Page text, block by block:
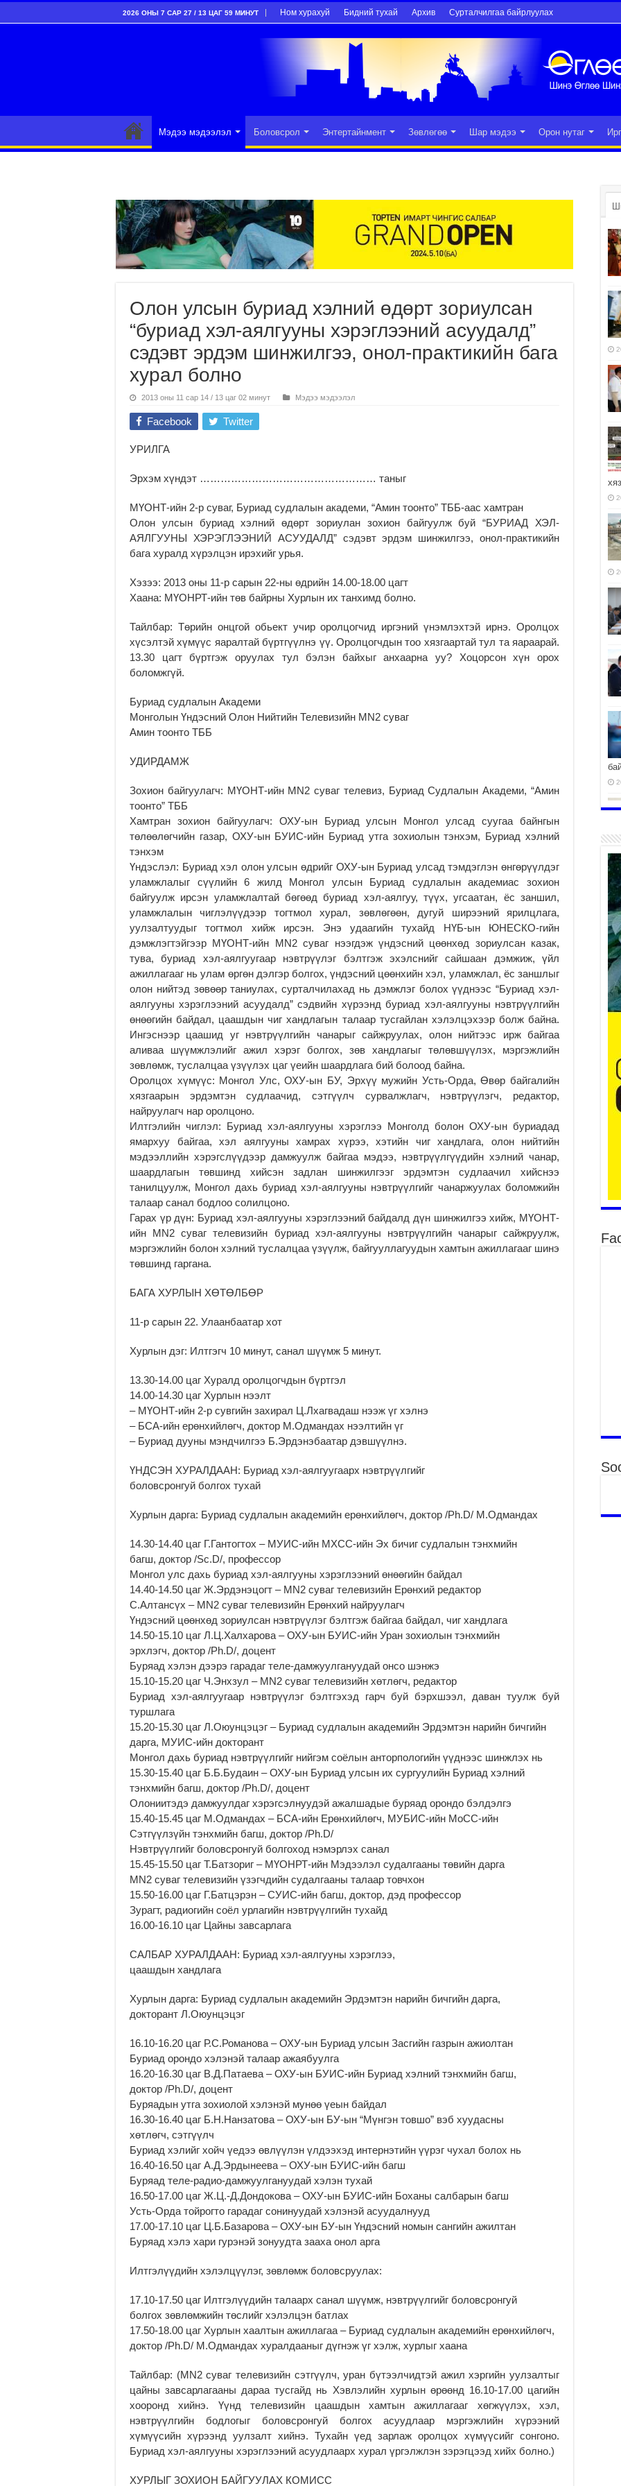
2026 ОНЫ 7 САР 27 / 13 ЦАГ 59 МИНУТ Ном хурахуй Бидний тухай Архив Сурталчилгаа байрлуулах
Мэдээ мэдээлэл Боловсрол Энтертайнмент Зөвлөгөө Шар мэдээ Орон нутаг
Олон улсын буриад хэлний өдөрт зориулсан
“буриад хэл-аялгууны хэрэглээний асуудалд”
сэдэвт эрдэм шинжилгээ, онол-практикийн бага
хурал болно
2013 оны 11 сар 14 / 13 цаг 02 минут Мэдээ мэдээлэл
Facebook Twitter
УРИЛГА
Эрхэм хүндэт …………………………………………… таныг
МҮОНТ-ийн 2-р суваг, Буриад судлалын академи, “Амин тоонто” ТББ-аас хамтран
Олон улсын буриад хэлний өдөрт зориулан зохион байгуулж буй “БУРИАД ХЭЛ-
АЯЛГУУНЫ ХЭРЭГЛЭЭНИЙ АСУУДАЛД” сэдэвт эрдэм шинжилгээ, онол-практикийн
бага хуралд хүрэлцэн ирэхийг урья.
Хэзээ: 2013 оны 11-р сарын 22-ны өдрийн 14.00-18.00 цагт
Хаана: МҮОНРТ-ийн төв байрны Хурлын их танхимд болно.
Тайлбар: Төрийн онцгой обьект учир оролцогчид иргэний үнэмлэхтэй ирнэ. Оролцох
хүсэлтэй хүмүүс яаралтай бүртгүүлнэ үү. Оролцогчдын тоо хязгаартай тул та яараарай.
13.30 цагт бүртгэж оруулах тул бэлэн байхыг анхаарна уу? Хоцорсон хүн орох
боломжгүй.
Буриад судлалын Академи
Монголын Үндэсний Олон Нийтийн Телевизийн MN2 суваг
Амин тоонто ТББ
УДИРДАМЖ
Зохион байгуулагч: МҮОНТ-ийн MN2 суваг телевиз, Буриад Судлалын Академи, “Амин
тоонто” ТББ
Хамтран зохион байгуулагч: ОХУ-ын Буриад улсын Монгол улсад суугаа байнгын
төлөөлөгчийн газар, ОХУ-ын БУИС-ийн Буриад утга зохиолын тэнхэм, Буриад хэлний
тэнхэм
Үндэслэл: Буриад хэл олон улсын өдрийг ОХУ-ын Буриад улсад тэмдэглэн өнгөрүүлдэг
уламжлалыг сүүлийн 6 жилд Монгол улсын Буриад судлалын академиас зохион
байгуулж ирсэн уламжлалтай бөгөөд буриад хэл-аялгуу, түүх, угсаатан, ёс заншил,
уламжлалын чиглэлүүдээр тогтмол хурал, зөвлөгөөн, дугуй ширээний ярилцлага,
уулзалтуудыг тогтмол хийж ирсэн. Энэ удаагийн тухайд НҮБ-ын ЮНЕСКО-гийн
дэмжлэгтэйгээр МҮОНТ-ийн MN2 суваг нээгдэж үндэсний цөөнхөд зориулсан казак,
тува, буриад хэл-аялгуугаар нэвтрүүлэг бэлтгэж эхэлснийг сайшаан дэмжиж, үйл
ажиллагааг нь улам өргөн дэлгэр болгох, үндэсний цөөнхийн хэл, уламжлал, ёс заншлыг
олон нийтэд зөвөөр таниулах, сурталчилахад нь дэмжлэг болох үүднээс “Буриад хэл-
аялгууны хэрэглээний асуудалд” сэдвийн хүрээнд буриад хэл-аялгууны нэвтрүүлгийн
өнөөгийн байдал, цаашдын чиг хандлагын талаар тусгайлан хэлэлцэхээр болж байна.
Ингэснээр цаашид уг нэвтрүүлгийн чанарыг сайжруулах, олон нийтээс ирж байгаа
аливаа шүүмжлэлийг ажил хэрэг болгох, зөв хандлагыг төлөвшүүлэх, мэргэжлийн
зөвлөмж, туслалцаа үзүүлэх цаг үеийн шаардлага бий болоод байна.
Оролцох хүмүүс: Монгол Улс, ОХУ-ын БУ, Эрхүү мужийн Усть-Орда, Өвөр байгалийн
хязгаарын эрдэмтэн судлаачид, сэтгүүлч сурвалжлагч, нэвтрүүлэгч, редактор,
найруулагч нар оролцоно.
Илтгэлийн чиглэл: Буриад хэл-аялгууны хэрэглээ Монголд болон ОХУ-ын буриадад
ямархуу байгаа, хэл аялгууны хамрах хүрээ, хэтийн чиг хандлага, олон нийтийн
мэдээллийн хэрэгслүүдээр дамжуулж байгаа мэдээ, нэвтрүүлгүүдийн хэлний чанар,
шаардлагын төвшинд хийсэн задлан шинжилгээг эрдэмтэн судлаачил хийснээ
танилцуулж, Монгол дахь буриад хэл-аялгууны нэвтрүүлгийг чанаржуулах боломжийн
талаар санал бодлоо солилцоно.
Гарах үр дүн: Буриад хэл-аялгууны хэрэглээний байдалд дүн шинжилгээ хийж, МҮОНТ-
ийн MN2 суваг телевизийн буриад хэл-аялгууны нэвтрүүлгийн чанарыг сайжруулж,
мэргэжлийн болон хэлний туслалцаа үзүүлж, байгууллагуудын хамтын ажиллагааг шинэ
төвшинд гаргана.
БАГА ХУРЛЫН ХӨТӨЛБӨР
11-р сарын 22. Улаанбаатар хот
Хурлын дэг: Илтгэгч 10 минут, санал шүүмж 5 минут.
13.30-14.00 цаг Хуралд оролцогчдын бүртгэл
14.00-14.30 цаг Хурлын нээлт
– МҮОНТ-ийн 2-р сувгийн захирал Ц.Лхагвадаш нээж үг хэлнэ
– БСА-ийн ерөнхийлөгч, доктор М.Одмандах нээлтийн үг
– Буриад дууны мэндчилгээ Б.Эрдэнэбаатар дэвшүүлнэ.
ҮНДСЭН ХУРАЛДААН: Буриад хэл-аялгуугаарх нэвтрүүлгийг
боловсронгуй болгох тухай
Хурлын дарга: Буриад судлалын академийн ерөнхийлөгч, доктор /Ph.D/ М.Одмандах
14.30-14.40 цаг Г.Гантогтох – МУИС-ийн МХСС-ийн Эх бичиг судлалын тэнхмийн
багш, доктор /Sc.D/, профессор
Монгол улс дахь буриад хэл-аялгууны хэрэглээний өнөөгийн байдал
14.40-14.50 цаг Ж.Эрдэнэцогт – MN2 суваг телевизийн Ерөнхий редактор
С.Алтансүх – MN2 суваг телевизийн Ерөнхий найруулагч
Үндэсний цөөнхөд зориулсан нэвтрүүлэг бэлтгэж байгаа байдал, чиг хандлага
14.50-15.10 цаг Л.Ц.Халхарова – ОХУ-ын БУИС-ийн Уран зохиолын тэнхмийн
эрхлэгч, доктор /Ph.D/, доцент
Буряад хэлэн дээрэ гарадаг теле-дамжуулгануудай онсо шэнжэ
15.10-15.20 цаг Ч.Энхзул – МN2 суваг телевизийн хөтлөгч, редактор
Буриад хэл-аялгуугаар нэвтрүүлэг бэлтгэхэд гарч буй бэрхшээл, даван туулж буй
туршлага
15.20-15.30 цаг Л.Оюунцэцэг – Буриад судлалын академийн Эрдэмтэн нарийн бичгийн
дарга, МУИС-ийн докторант
Монгол дахь буриад нэвтрүүлгийг нийгэм соёлын анторпологийн үүднээс шинжлэх нь
15.30-15.40 цаг Б.Б.Будаин – ОХУ-ын Буриад улсын их сургуулийн Буриад хэлний
тэнхмийн багш, доктор /Ph.D/, доцент
Олониитэдэ дамжуулдаг хэрэгсэлнуудэй ажалшадые буряад орондо бэлдэлгэ
15.40-15.45 цаг М.Одмандах – БСА-ийн Ерөнхийлөгч, МУБИС-ийн МоСС-ийн
Сэтгүүлзүйн тэнхмийн багш, доктор /Ph.D/
Нэвтрүүлгийг боловсронгуй болгоход нэмэрлэх санал
15.45-15.50 цаг Т.Батзориг – МҮОНРТ-ийн Мэдээлэл судалгааны төвийн дарга
MN2 суваг телевизийн үзэгчдийн судалгааны талаар товчхон
15.50-16.00 цаг Г.Батцэрэн – СУИС-ийн багш, доктор, дэд профессор
Зурагт, радиогийн соёл урлагийн нэвтрүүлгийн тухайд
16.00-16.10 цаг Цайны завсарлага
САЛБАР ХУРАЛДААН: Буриад хэл-аялгууны хэрэглээ,
цаашдын хандлага
Хурлын дарга: Буриад судлалын академийн Эрдэмтэн нарийн бичгийн дарга,
докторант Л.Оюунцэцэг
16.10-16.20 цаг Р.С.Романова – ОХУ-ын Буриад улсын Засгийн газрын ажиолтан
Буриад орондо хэлэнэй талаар ажаябуулга
16.20-16.30 цаг В.Д.Патаева – ОХУ-ын БУИС-ийн Буриад хэлний тэнхмийн багш,
доктор /Ph.D/, доцент
Буряадын утга зохиолой хэлэнэй мунөө үеын байдал
16.30-16.40 цаг Б.Н.Нанзатова – ОХУ-ын БУ-ын “Мүнгэн товшо” вэб хуудасны
хөтлөгч, сэтгүүлч
Буриад хэлийг хойч үедээ өвлүүлэн үлдээхэд интернэтийн үүрэг чухал болох нь
16.40-16.50 цаг А.Д.Эрдынеева – ОХУ-ын БУИС-ийн багш
Буряад теле-радио-дамжуулгануудай хэлэн тухай
16.50-17.00 цаг Ж.Ц.-Д.Дондокова – ОХУ-ын БУИС-ийн Боханы салбарын багш
Усть-Орда тойрогто гарадаг сонинуудай хэлэнэй асуудалнууд
17.00-17.10 цаг Ц.Б.Базарова – ОХУ-ын БУ-ын Үндэсний номын сангийн ажилтан
Буряад хэлэ хари гурэнэй зонуудта зааха онол арга
Илтгэлүүдийн хэлэлцүүлэг, зөвлөмж боловсруулах:
17.10-17.50 цаг Илтгэлүүдийн талаарх санал шүүмж, нэвтрүүлгийг боловсронгуй
болгох зөвлөмжийн төслийг хэлэлцэн батлах
17.50-18.00 цаг Хурлын хаалтын ажиллагаа – Буриад судлалын академийн ерөнхийлөгч,
доктор /Ph.D/ М.Одмандах хуралдааныг дүгнэж үг хэлж, хурлыг хаана
Тайлбар: (МN2 суваг телевизийн сэтгүүлч, уран бүтээлчидтэй ажил хэргийн уулзалтыг
цайны завсарлагааны дараа тусгайд нь Хэвлэлийн хурлын өрөөнд 16.10-17.00 цагийн
хооронд хийнэ. Үүнд телевизийн цаашдын хамтын ажиллагааг хөгжүүлэх, хэл,
нэвтрүүлгийн бодлогыг боловсронгуй болгох асуудлаар мэргэжлийн хүрээний
хүмүүсийн хүрээнд уулзалт хийнэ. Тухайн үед зарлаж оролцох хүмүүсийг сонгоно.
Буриад хэл-аялгууны хэрэглээний асуудлаарх хурал үргэлжлэн зэрэгцээд хийх болно.)
ХУРЛЫГ ЗОХИОН БАЙГУУЛАХ КОМИСС